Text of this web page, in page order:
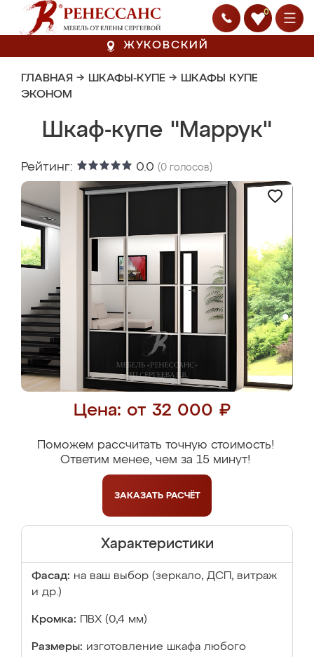
0
ЖУКОВСКИЙ
ГЛАВНАЯ → ШКАФЫ-КУПЕ → ШКАФЫ КУПЕ
ЭКОНОМ
Шкаф-купе "Маррук"
Рейтинг: 0.0 (0 голосов)
Цена: от 32 000 ₽
Поможем рассчитать точную стоимость!
Ответим менее, чем за 15 минут!
ЗАКАЗАТЬ РАСЧЁТ
Характеристики
Фасад: на ваш выбор (зеркало, ДСП, витраж
и др.)
Кромка: ПВХ (0,4 мм)
Размеры: изготовление шкафа любого